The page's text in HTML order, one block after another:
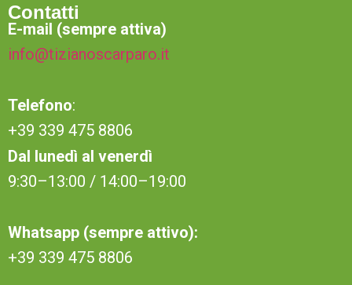
Contatti
E-mail (sempre attiva)
info@tizianoscarparo.it
Telefono:
+39 339 475 8806
Dal lunedì al venerdì
9:30–13:00 / 14:00–19:00
Whatsapp (sempre attivo):
+39 339 475 8806